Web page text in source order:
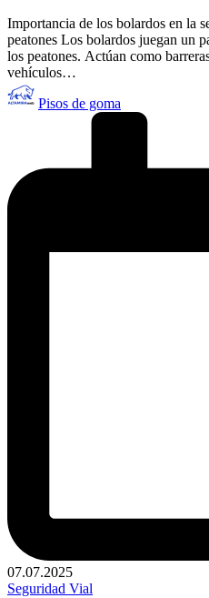
Importancia de los bolardos en la
peatones Los bolardos juegan un
los peatones. Actúan como
vehículos…
Publicado
por
Pisos de goma
07.07.2025
Publicado
Seguridad Vial